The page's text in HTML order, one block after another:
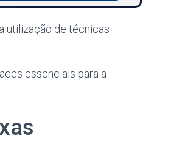
utilização de técnicas
essenciais para a